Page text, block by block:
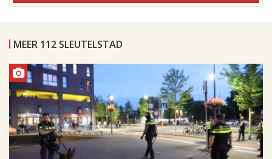
MEER 112 SLEUTELSTAD